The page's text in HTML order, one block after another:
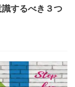
識するべき３つ